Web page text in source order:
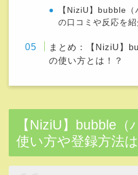
【NiziU】bubble
の口コミや反応を紹
まとめ：【NiziU】
の使い方とは！？
【NiziU】bubble
使い方や登録方法